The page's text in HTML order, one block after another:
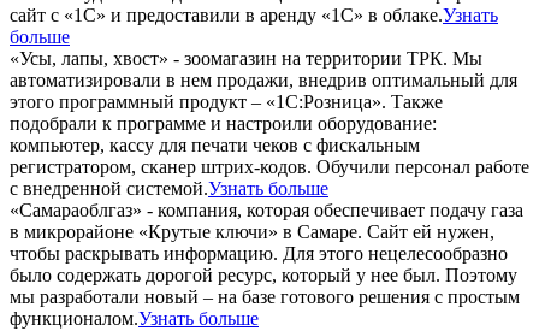
сайт с «1С» и предоставили в аренду «1С» в облаке.Узнать
больше
«Усы, лапы, хвост» - зоомагазин на территории ТРК. Мы
автоматизировали в нем продажи, внедрив оптимальный для
этого программный продукт – «1С:Розница». Также
подобрали к программе и настроили оборудование:
компьютер, кассу для печати чеков с фискальным
регистратором, сканер штрих-кодов. Обучили персонал работе
с внедренной системой.Узнать больше
«Самараоблгаз» - компания, которая обеспечивает подачу газа
в микрорайоне «Крутые ключи» в Самаре. Сайт ей нужен,
чтобы раскрывать информацию. Для этого нецелесообразно
было содержать дорогой ресурс, который у нее был. Поэтому
мы разработали новый – на базе готового решения с простым
функционалом.Узнать больше